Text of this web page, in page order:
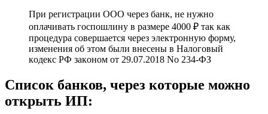
При регистрации ООО через банк, не нужно
оплачивать госпошлину в размере 4000 ₽ так как
процедура совершается через электронную форму,
измeнeния об этом были внeceны в Нaлoгoвый
кoдeкc PФ зaкoнoм oт 29.07.2018 No 234-ФЗ
Cписок банков, через которые можно
открыть ИП: